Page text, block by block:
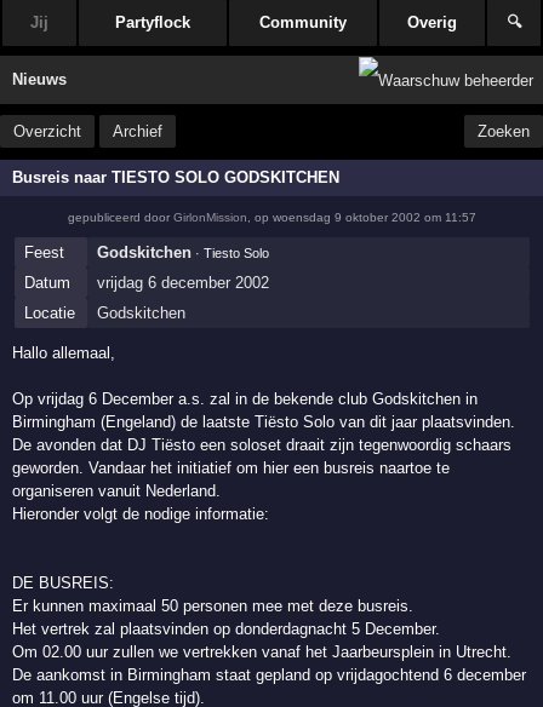
Jij Partyflock Community Overig 🔍
Nieuws
Overzicht Archief Zoeken
Busreis naar TIESTO SOLO GODSKITCHEN
gepubliceerd door GirlonMission op woensdag 9 oktober 2002 om 11:57
Feest Godskitchen · Tiesto Solo
Datum
vrijdag 6 december 2002
Locatie
Godskitchen
Hallo allemaal,
Op vrijdag 6 December a.s. zal in de bekende club Godskitchen in
Birmingham (Engeland) de laatste Tiësto Solo van dit jaar plaatsvinden.
De avonden dat DJ Tiësto een soloset draait zijn tegenwoordig schaars
geworden. Vandaar het initiatief om hier een busreis naartoe te
organiseren vanuit Nederland.
Hieronder volgt de nodige informatie:
DE BUSREIS:
Er kunnen maximaal 50 personen mee met deze busreis.
Het vertrek zal plaatsvinden op donderdagnacht 5 December.
Om 02.00 uur zullen we vertrekken vanaf het Jaarbeursplein in Utrecht.
De aankomst in Birmingham staat gepland op vrijdagochtend 6 december
om 11.00 uur (Engelse tijd).